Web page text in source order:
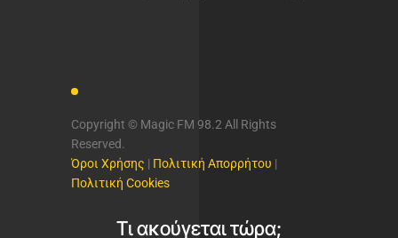
Copyright © Magic FM 98.2 All Rights
Reserved.
Όροι Χρήσης | Πολιτική Απορρήτου |
Πολιτική Cookies
Τι ακούγεται τώρα;